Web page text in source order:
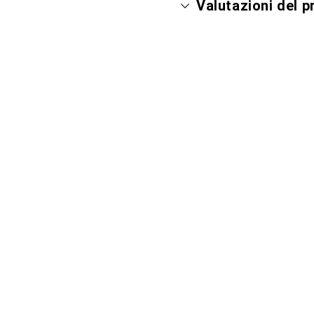
Valutazioni del